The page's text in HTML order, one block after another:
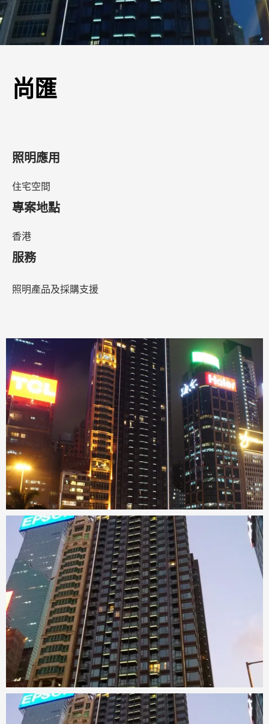
尚匯
照明應用
住宅空間
專案地點
香港
服務
照明產品及採購支援